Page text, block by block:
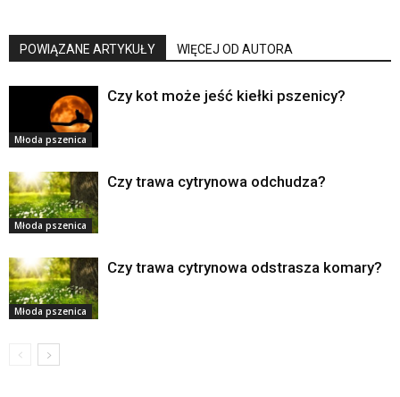
POWIĄZANE ARTYKUŁY WIĘCEJ OD AUTORA
Młoda pszenica
Czy kot może jeść kiełki pszenicy?
Młoda pszenica
Czy trawa cytrynowa odchudza?
Młoda pszenica
Czy trawa cytrynowa odstrasza komary?